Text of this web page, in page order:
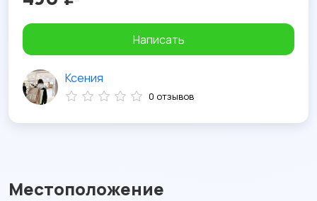
Местоположение
Написать
Ксения
0 отзывов